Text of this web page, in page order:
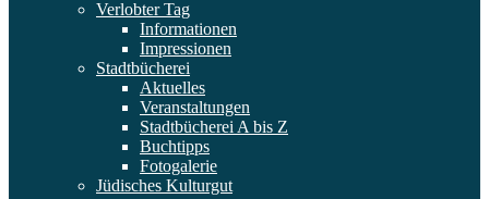
Verlobter Tag
Informationen
Impressionen
Stadtbücherei
Aktuelles
Veranstaltungen
Stadtbücherei A bis Z
Buchtipps
Fotogalerie
Jüdisches Kulturgut